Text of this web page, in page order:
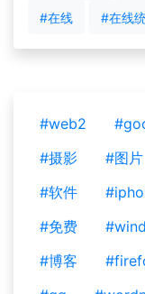
#在线 #在线
#web2
#摄影
#图片
#软件
#免费
#博客